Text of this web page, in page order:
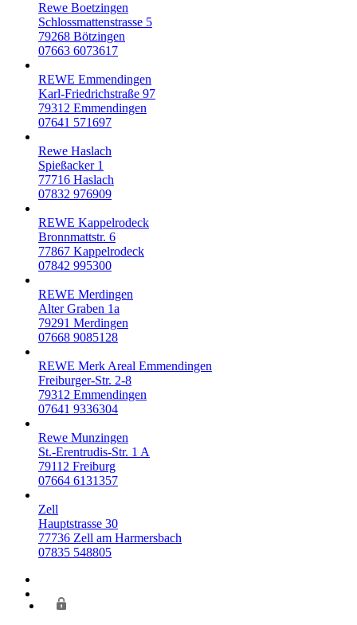
Rewe Boetzingen
Schlossmattenstrasse 5
79268 Bötzingen
07663 6073617
REWE Emmendingen
Karl-Friedrichstraße 97
79312 Emmendingen
07641 571697
Rewe Haslach
Spießacker 1
77716 Haslach
07832 976909
REWE Kappelrodeck
Bronnmattstr. 6
77867 Kappelrodeck
07842 995300
REWE Merdingen
Alter Graben 1a
79291 Merdingen
07668 9085128
REWE Merk Areal Emmendingen
Freiburger-Str. 2-8
79312 Emmendingen
07641 9336304
Rewe Munzingen
St.-Erentrudis-Str. 1 A
79112 Freiburg
07664 6131357
Zell
Hauptstrasse 30
77736 Zell am Harmersbach
07835 548805